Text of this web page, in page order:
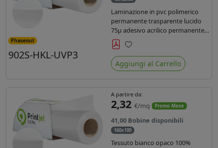
Phaseout
902S-HKL-UVP3
Laminazione in pvc polimerico
permanente trasparente lucido
75µ adesivo acrilico permanente
durata 5 anni con filtro uv, carta
kraft. Ideale per stampe con
inchiostro ecosolvente, UV e latex.
Preferiti
Aggiungi al Carrello
A partire da:
2,32 €/mq Promo Mese
41,00 Bobine disponibili
160x100
Tessuto bianco opaco 100%